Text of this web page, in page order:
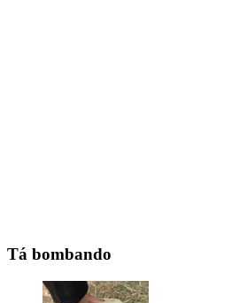
Tá bombando